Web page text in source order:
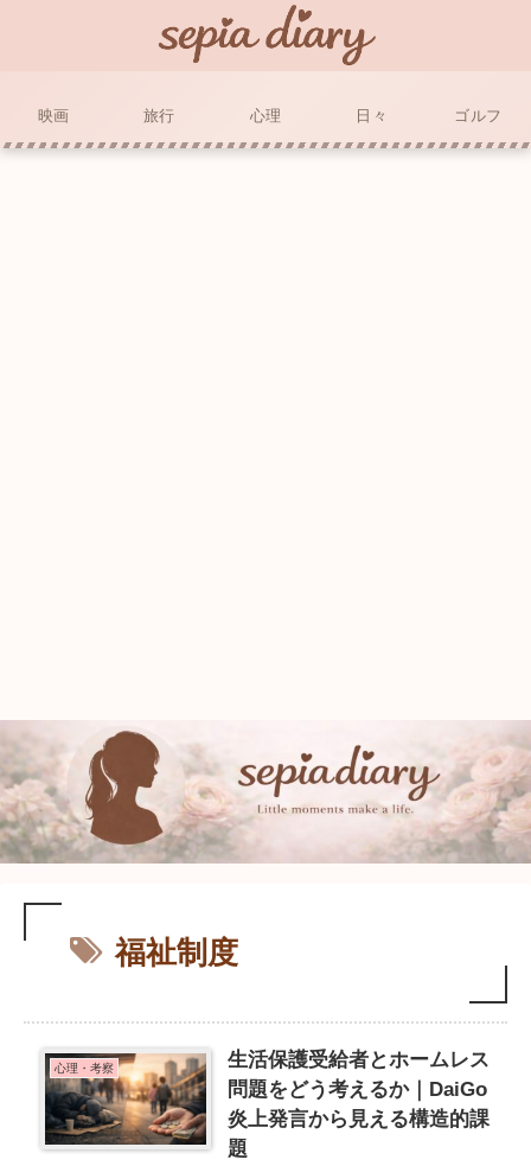
映画 旅行 心理 日々 ゴルフ
福祉制度
心理・考察
生活保護受給者とホームレス
問題をどう考えるか｜DaiGo
炎上発言から見える構造的課
題